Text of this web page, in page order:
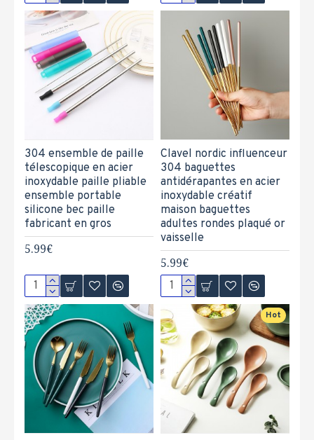
304 ensemble de paille
télescopique en acier
inoxydable paille pliable
ensemble portable
silicone bec paille
fabricant en gros
5.99€
Clavel nordic influenceur
304 baguettes
antidérapantes en acier
inoxydable créatif
maison baguettes
adultes rondes plaqué or
vaisselle
5.99€
Hot